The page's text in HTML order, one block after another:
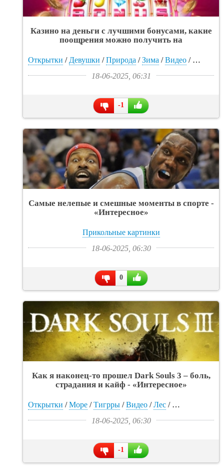
Казино на деньги с лучшими бонусами, какие
поощрения можно получить на
вывести деньги - «Интересное»
Открытки / Девушки /Природа /Зима /Видео / Тигрры
18-06-2025, 06:31
-1
Самые нелепые и смешные моменты в спорте -
«Интересное»
Прикольные картинки
18-06-2025, 06:30
0
Как я наконец-то прошел Dark Souls 3 – боль,
страдания и кайф - «Интересное»
Открытки /Море /Тигрры /Видео /Лес / Прикольные
18-06-2025, 06:30
-1